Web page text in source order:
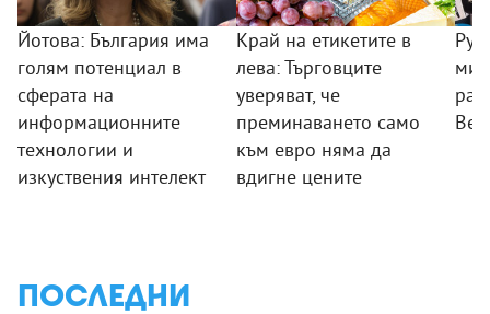
Йотова: България има
голям потенциал в
сферата на
информационните
технологии и
изкуствения интелект
Край на етикетите в
лева: Търговците
уверяват, че
преминаването само
към евро няма да
вдигне цените
ПОСЛЕДНИ